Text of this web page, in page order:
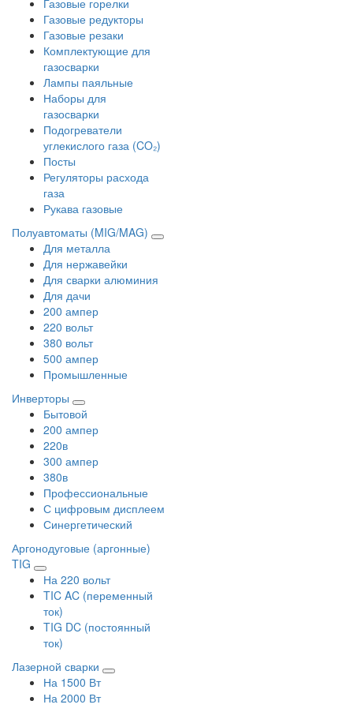
Газовые редукторы
Газовые резаки
Комплектующие для
газосварки
Лампы паяльные
Наборы для
газосварки
Подогреватели
углекислого газа (CO₂)
Посты
Регуляторы расхода
газа
Рукава газовые
Полуавтоматы (MIG/MAG)
Для металла
Для нержавейки
Для сварки алюминия
Для дачи
200 ампер
220 вольт
380 вольт
500 ампер
Промышленные
Инверторы
Бытовой
200 ампер
220в
300 ампер
380в
Профессиональные
С цифровым дисплеем
Синергетический
Аргонодуговые (аргонные)
TIG
На 220 вольт
TIC AC (переменный
ток)
TIG DC (постоянный
ток)
Лазерной сварки
На 1500 Вт
На 2000 Вт